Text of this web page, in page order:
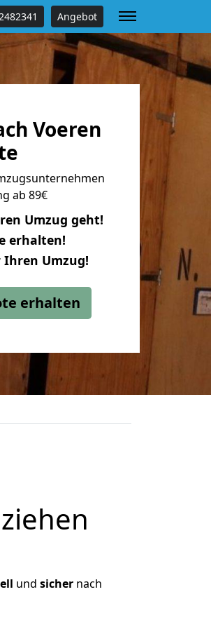
Angebot
Voeren
ab 89€
Umzug geht!
erhalten!
Ihren Umzug!
erhalten
und sichernach